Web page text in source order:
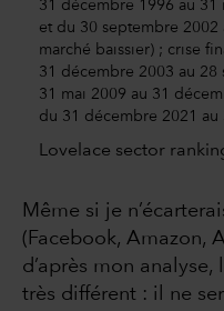
31 décembre 1996 au 31
et du 30 septembre 2002
marché baissier) ; crise
31 décembre 2003 au 28
31 mai 2009 au 31
du 31 décembre 2021 au
Lovelace sector
Même si je
(Facebook, Amazon,
d’après mon
très différent : il ne